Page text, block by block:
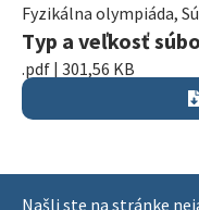
Fyzikálna olympiáda,
Typ a veľkosť
.pdf | 301,56 KB
Našli ste na stránke